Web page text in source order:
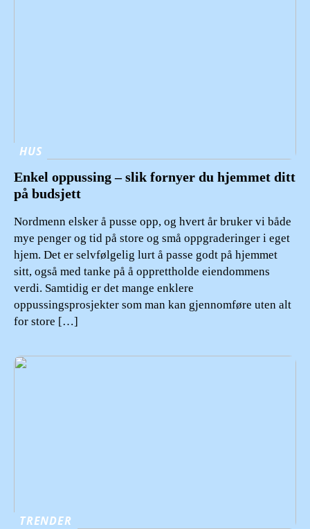
HUS
Enkel oppussing – slik fornyer du hjemmet ditt
på budsjett
Nordmenn elsker å pusse opp, og hvert år bruker vi både
mye penger og tid på store og små oppgraderinger i eget
hjem. Det er selvfølgelig lurt å passe godt på hjemmet
sitt, også med tanke på å opprettholde eiendommens
verdi. Samtidig er det mange enklere
oppussingsprosjekter som man kan gjennomføre uten alt
for store […]
TRENDER